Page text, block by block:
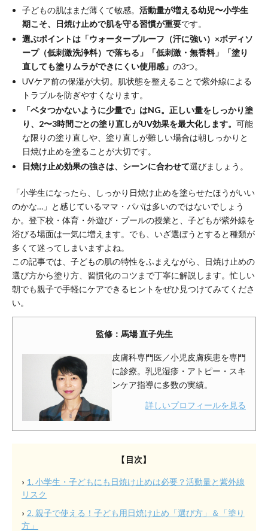
子どもの肌はまだ薄くて敏感。 活動量が増える幼児〜小学生
期こそ、日焼け止めで肌を守る習慣が重要です。
選ぶポイントは「ウォータープルーフ（汗に強い）×ボディソ
ープ（低刺激洗浄料）で落ちる」「低刺激・無香料」「塗り
直しても塗りムラができにくい使用感」 の3つ。
UVケア前の保湿が大切。肌状態を整えることで紫外線による
トラブルを防ぎやすくなります。
「ベタつかないように少量で」はNG。正しい量をしっかり塗
り、2〜3時間ごとの塗り直しがUV効果を最大化します。 可能
な限りの塗り直しや、塗り直しが難しい場合は朝しっかりと
日焼け止めを塗ることが大切です。
日焼け止め効果の強さは、シーンに合わせて選びましょう。
「小学生になったら、しっかり日焼け止めを塗らせたほうがいい
のかな…」と感じているママ・パパは多いのではないでしょう
か。登下校・体育・外遊び・プールの授業と、子どもが紫外線を
浴びる場面は一気に増えます。でも、いざ選ぼうとすると種類が
多くて迷ってしまいますよね。
この記事では、子どもの肌の特性をふまえながら、日焼け止めの
選び方から塗り方、習慣化のコツまで丁寧に解説します。忙しい
朝でも親子で手軽にケアできるヒントをぜひ見つけてみてくださ
い。
監修：馬場 直子先生
皮膚科専門医／小児皮膚疾患を専門
に診療。乳児湿疹・アトピー・スキ
ンケア指導に多数の実績。
詳しいプロフィールを見る
【目次】
1. 小学生・子どもにも日焼け止めは必要？活動量と紫外線
リスク
2. 親子で使える！子ども用日焼け止め「選び方」＆「塗り
方」